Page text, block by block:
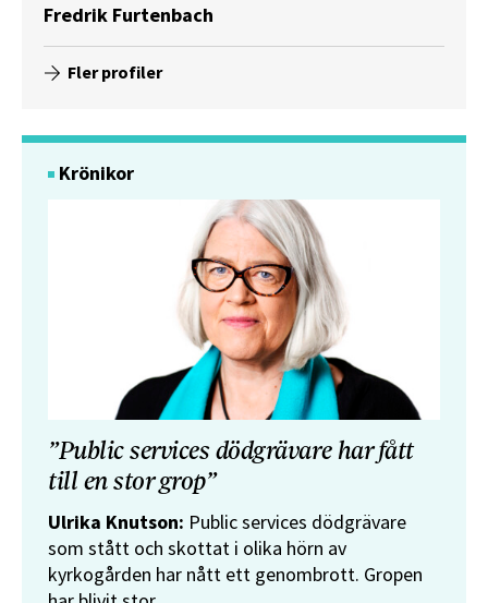
Fredrik Furtenbach
Fler profiler
Krönikor
”Public services dödgrävare har fått
till en stor grop”
Ulrika Knutson: Public services dödgrävare
som stått och skottat i olika hörn av
kyrkogården har nått ett genombrott. Gropen